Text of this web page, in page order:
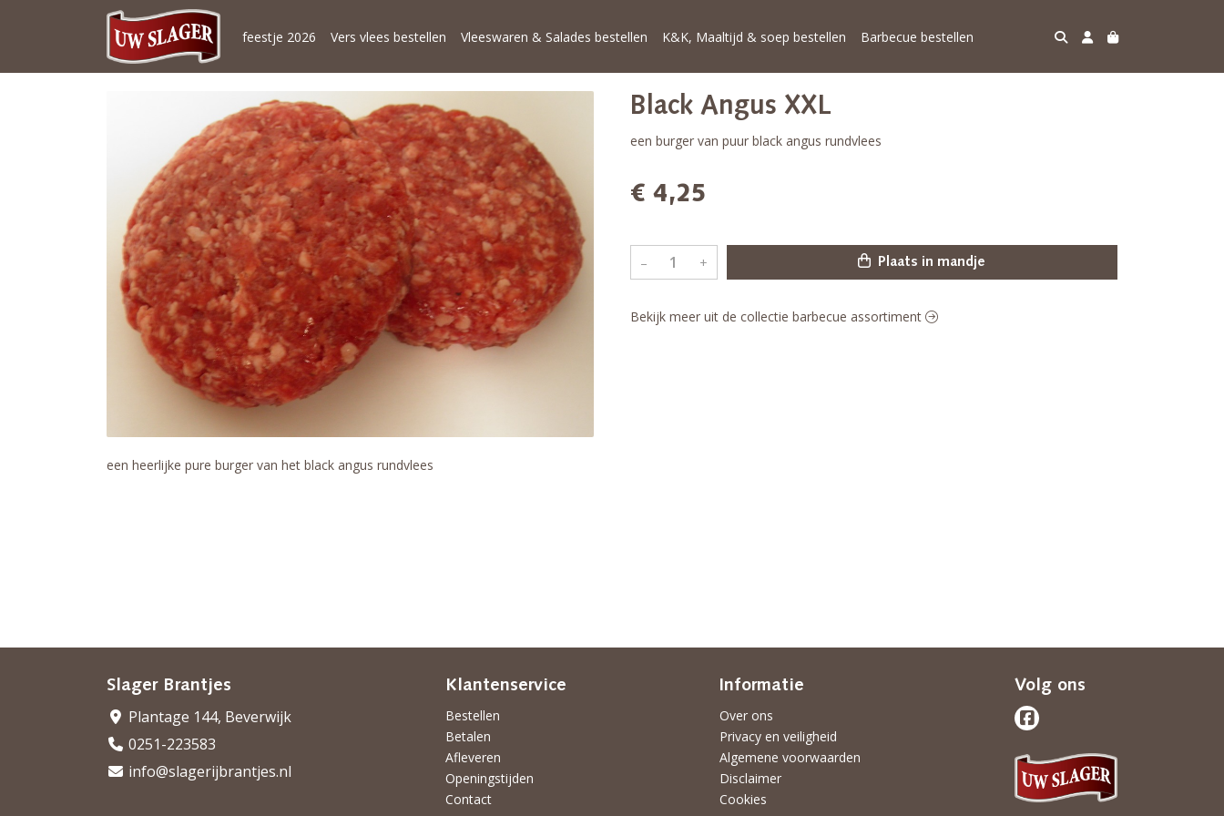
feestje 2026 Vers vlees bestellen Vleeswaren & Salades bestellen K&K, Maaltijd & soep bestellen Barbecue bestellen
een heerlijke pure burger van het black angus rundvlees
Black Angus XXL
een burger van puur black angus rundvlees
€ 4,25
– + Plaats in mandje
Bekijk meer uit de collectie barbecue assortiment
Slager Brantjes
Plantage 144, Beverwijk
0251-223583
info@slagerijbrantjes.nl
Klantenservice
Bestellen
Betalen
Afleveren
Openingstijden
Contact
Informatie
Over ons
Privacy en veiligheid
Algemene voorwaarden
Disclaimer
Cookies
Volg ons